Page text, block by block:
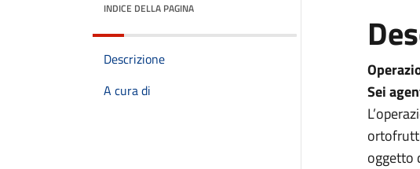
INDICE DELLA PAGINA
Descrizione
A cura di
Sei
oggetto